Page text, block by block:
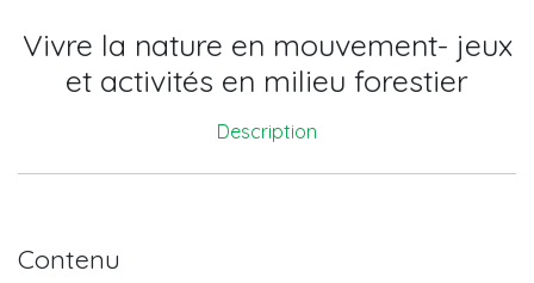
Vivre la nature en mouvement- jeux
et activités en milieu forestier
Description
Contenu